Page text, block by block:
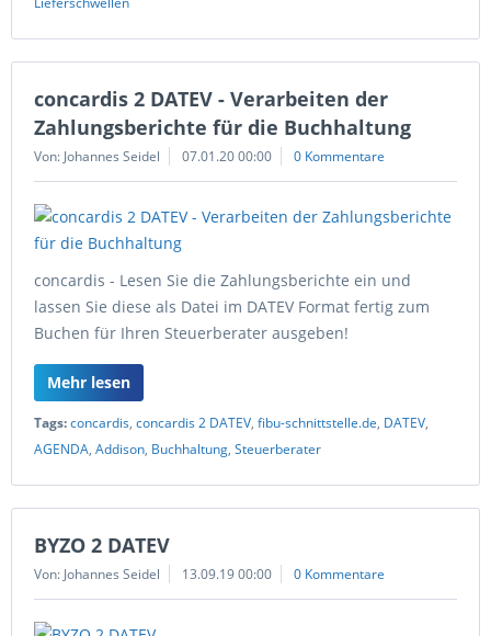
concardis 2 DATEV - Verarbeiten der
Zahlungsberichte für die Buchhaltung
Von: Johannes Seidel 07.01.20 00:00 0 Kommentare
concardis - Lesen Sie die Zahlungsberichte ein und
lassen Sie diese als Datei im DATEV Format fertig zum
Buchen für Ihren Steuerberater ausgeben!
Mehr lesen
Tags:concardis, concardis 2 DATEV, fibu-schnittstelle.de, DATEV,
AGENDA, Addison, Buchhaltung, Steuerberater
BYZO 2 DATEV
Von: Johannes Seidel 13.09.19 00:00 0 Kommentare